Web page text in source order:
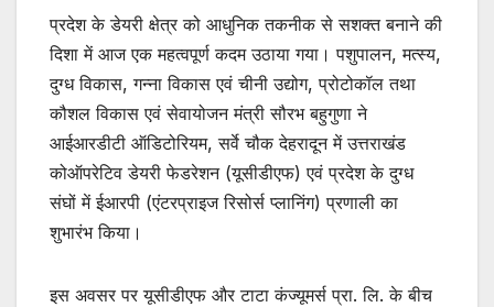
at
s
A
p
p
c
e
b
o
o
k
itt
er
प्रदेश के डेयरी क्षेत्र को आधुनिक तकनीक से सशक्त बनाने की
दिशा में आज एक महत्वपूर्ण कदम उठाया गया। पशुपालन, मत्स्य,
दुग्ध विकास, गन्ना विकास एवं चीनी उद्योग, प्रोटोकॉल तथा
कौशल विकास एवं सेवायोजन मंत्री सौरभ बहुगुणा ने
आईआरडीटी ऑडिटोरियम, सर्वे चौक देहरादून में उत्तराखंड
कोऑपरेटिव डेयरी फेडरेशन (यूसीडीएफ) एवं प्रदेश के दुग्ध
संघों में ईआरपी (एंटरप्राइज रिसोर्स प्लानिंग) प्रणाली का
शुभारंभ किया।
इस अवसर पर यूसीडीएफ और टाटा कंज्यूमर्स प्रा. लि. के बीच